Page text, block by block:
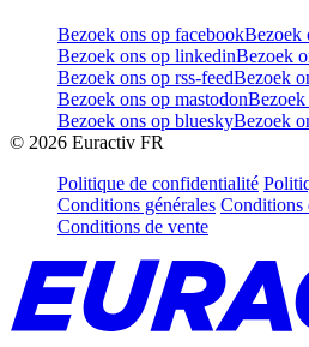
Bezoek ons op facebookBezoek
Bezoek ons op linkedinBezoek
Bezoek ons op rss-feedBezoek
Bezoek ons op mastodonBezoek
Bezoek ons op blueskyBezoek
© 2026 Euractiv FR
Politique de confidentialité
Conditions générales Conditions
Conditions de vente